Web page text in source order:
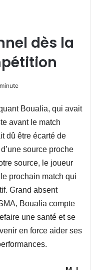
dès la
Boualia, qui avait
avant le match
dû être écarté de
d’une source proche
source, le joueur
prochain match qui
Grand absent
Boualia compte
une santé et se
en force aider ses